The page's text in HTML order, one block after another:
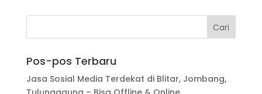
Pos-pos Terbaru
Jasa Sosial Media Terdekat di Blitar, Jombang,